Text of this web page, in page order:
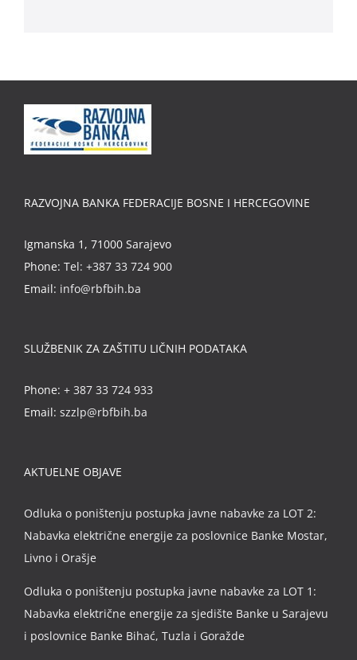
RAZVOJNA BANKA FEDERACIJE BOSNE I HERCEGOVINE
Igmanska 1, 71000 Sarajevo
Phone: Tel: +387 33 724 900
Email: info@rbfbih.ba
SLUŽBENIK ZA ZAŠTITU LIČNIH PODATAKA
Phone: + 387 33 724 933
Email: szzlp@rbfbih.ba
AKTUELNE OBJAVE
Odluka o poništenju postupka javne nabavke za LOT 2:
Nabavka električne energije za poslovnice Banke Mostar,
Livno i Orašje
Odluka o poništenju postupka javne nabavke za LOT 1:
Nabavka električne energije za sjedište Banke u Sarajevu
i poslovnice Banke Bihać, Tuzla i Goražde